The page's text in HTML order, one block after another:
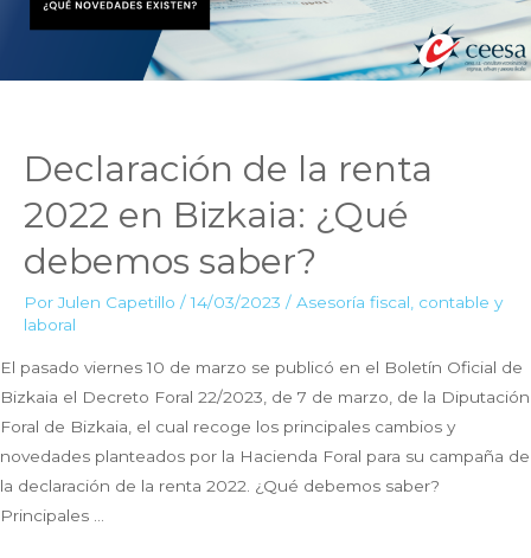
Declaración de la renta
2022 en Bizkaia: ¿Qué
debemos saber?
PorJulen Capetillo /14/03/2023 / Asesoría fiscal, contable y
laboral
El pasado viernes 10 de marzo se publicó en el Boletín Oficial de
Bizkaia el Decreto Foral 22/2023, de 7 de marzo, de la Diputación
Foral de Bizkaia, el cual recoge los principales cambios y
novedades planteados por la Hacienda Foral para su campaña de
la declaración de la renta 2022. ¿Qué debemos saber?
Principales …